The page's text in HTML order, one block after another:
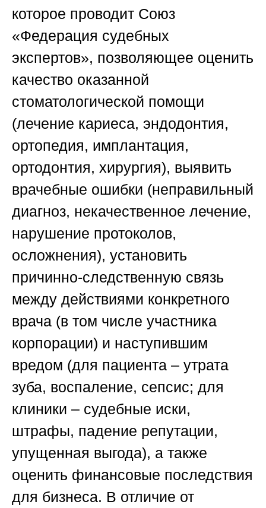
которое проводит Союз
«Федерация судебных
экспертов», позволяющее оценить
качество оказанной
стоматологической помощи
(лечение кариеса, эндодонтия,
ортопедия, имплантация,
ортодонтия, хирургия), выявить
врачебные ошибки (неправильный
диагноз, некачественное лечение,
нарушение протоколов,
осложнения), установить
причинно-следственную связь
между действиями конкретного
врача (в том числе участника
корпорации) и наступившим
вредом (для пациента – утрата
зуба, воспаление, сепсис; для
клиники – судебные иски,
штрафы, падение репутации,
упущенная выгода), а также
оценить финансовые последствия
для бизнеса. В отличие от